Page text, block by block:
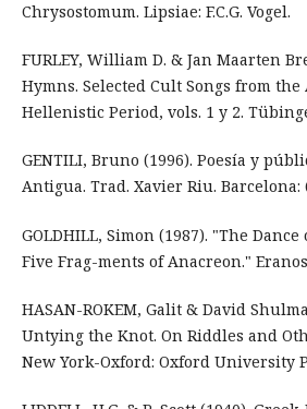
Chrysostomum. Lipsiae: F.C.G. Vogel.
FURLEY, William D. & Jan Maarten
Hymns. Selected Cult Songs from
Hellenistic Period, vols. 1 y 2.
GENTILI, Bruno (1996). Poesía y
Antigua. Trad. Xavier Riu. Barcelona:
GOLDHILL, Simon (1987). "The
Five Frag-ments of Anacreon."
HASAN-ROKEM, Galit & David
Untying the Knot. On Riddles and
New York-Oxford: Oxford University